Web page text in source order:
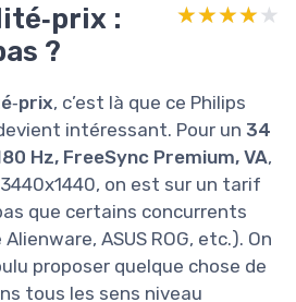
:
?
★★★★★
★★★★★
, c’est là que ce Philips
intéressant. Pour un 34
Hz, FreeSync Premium, VA,
on est sur un tarif
que certains concurrents
ASUS ROG, etc.). On
proposer quelque chose de
tous les sens niveau